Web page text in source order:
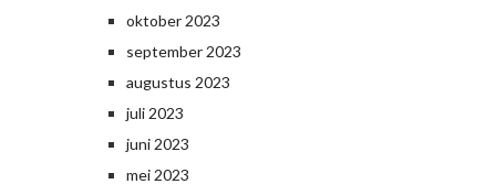
oktober 2023
september 2023
augustus 2023
juli 2023
juni 2023
mei 2023